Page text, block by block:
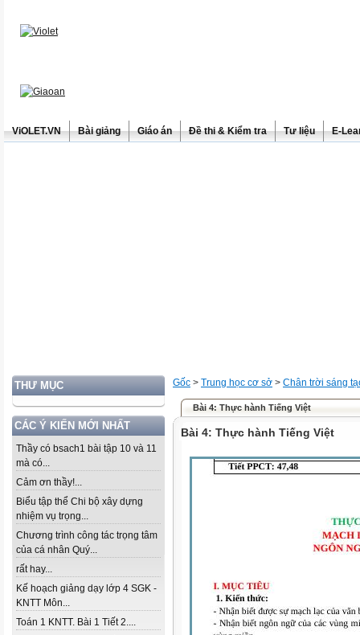
ViOLET.VN Bài giảng Giáo án Đề thi & Kiểm tra Tư liệu E-
THƯ MỤC
CÁC Ý KIẾN MỚI NHẤT
Thầy có bsach1 bài tập 10 và 11
mà có...
Cảm ơn thầy!...
Biểu tập thể Chi bộ xây dựng
nhiệm vụ trọng...
Chương trình công tác trọng tâm
của cá nhân Quý...
rất hay...
Kế hoạch giảng dạy lớp 4 SGK -
KNTT Môn...
Toán 1 KNTT. Bài 1 Tiết 2....
Gốc > Trung học cơ sở > Chân trời sáng
Bài 4: Thực hành Tiếng Việt
Bài 4: Thực hành Tiếng Việt